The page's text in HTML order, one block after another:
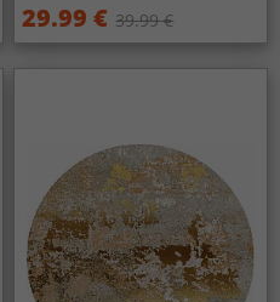
29.99 € 39.99 €